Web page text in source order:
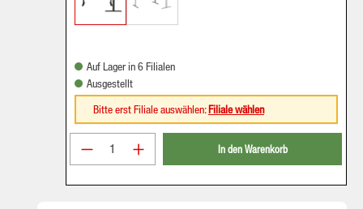
Auf Lager in 6 Filialen
Ausgestellt
Bitte erst Filiale auswählen:Filiale wählen
Produkt Anzahl: Gib den gewünschten
In den Warenkorb